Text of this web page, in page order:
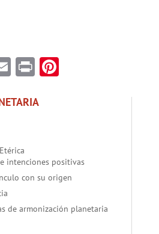
Email
PrintPinterest
intenciones positivas
con su origen
de armonización planetaria